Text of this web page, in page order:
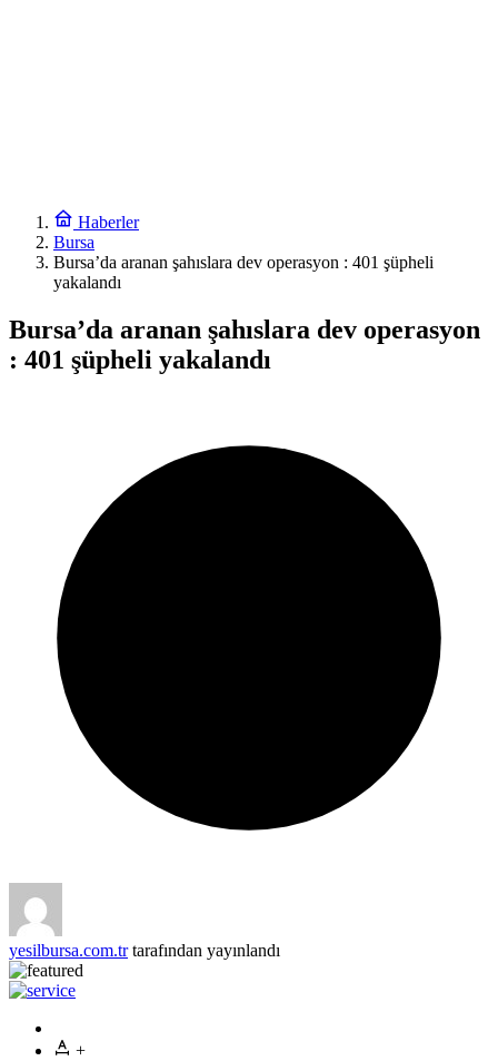
Haberler
Bursa
Bursa’da aranan şahıslara dev operasyon : 401 şüpheli
yakalandı
Bursa’da aranan şahıslara dev operasyon
: 401 şüpheli yakalandı
yesilbursa.com.trtarafından yayınlandı
+